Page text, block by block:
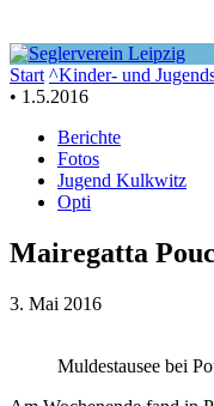
Start ^Kinder- und
• 1.5.2016
Berichte
Fotos
Jugend Kulkwitz
Opti
Mairegatta
3. Mai 2016
Muldestausee bei